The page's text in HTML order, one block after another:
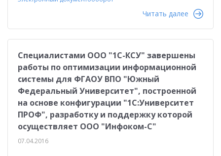
Читать далее
Специалистами ООО "1С-КСУ" завершены
работы по оптимизации информационной
системы для ФГАОУ ВПО "Южный
Федеральный Университет", построенной
на основе конфигурации "1С:Университет
ПРОФ", разработку и поддержку которой
осуществляет ООО "Инфоком-С"
07.04.2016